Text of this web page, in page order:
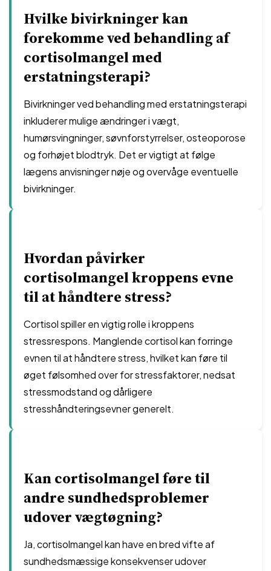
Hvilke bivirkninger kan
forekomme ved behandling af
cortisolmangel med
erstatningsterapi?
Bivirkninger ved behandling med erstatningsterapi
inkluderer mulige ændringer i vægt,
humørsvingninger, søvnforstyrrelser, osteoporose
og forhøjet blodtryk. Det er vigtigt at følge
lægens anvisninger nøje og overvåge eventuelle
bivirkninger.
Hvordan påvirker
cortisolmangel kroppens evne
til at håndtere stress?
Cortisol spiller en vigtig rolle i kroppens
stressrespons. Manglende cortisol kan forringe
evnen til at håndtere stress, hvilket kan føre til
øget følsomhed over for stressfaktorer, nedsat
stressmodstand og dårligere
stresshåndteringsevner generelt.
Kan cortisolmangel føre til
andre sundhedsproblemer
udover vægtøgning?
Ja, cortisolmangel kan have en bred vifte af
sundhedsmæssige konsekvenser udover